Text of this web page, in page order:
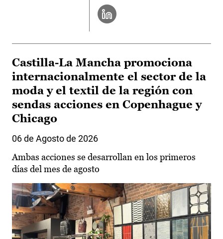
Castilla-La Mancha promociona
internacionalmente el sector de la
moda y el textil de la región con
sendas acciones en Copenhague y
Chicago
06 de Agosto de 2026
Ambas acciones se desarrollan en los primeros
días del mes de agosto